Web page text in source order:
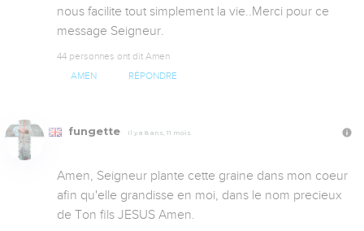
nous facilite tout simplement la vie..Merci pour ce
message Seigneur.
44 personnes ont dit Amen
AMEN RÉPONDRE
fungette Il y a 8 ans, 11 mois
Amen, Seigneur plante cette graine dans mon coeur
afin qu'elle grandisse en moi, dans le nom precieux
de Ton fils JESUS Amen.